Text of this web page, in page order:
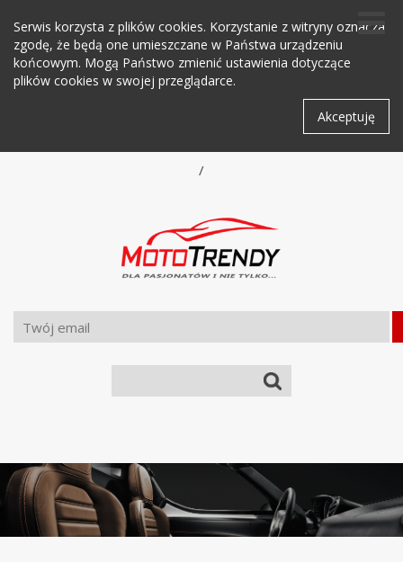
Serwis korzysta z plików cookies. Korzystanie z witryny oznacza
zgodę, że będą one umieszczane w Państwa urządzeniu
końcowym. Mogą Państwo zmienić ustawienia dotyczące
plików cookies w swojej przeglądarce.
Akceptuję
/